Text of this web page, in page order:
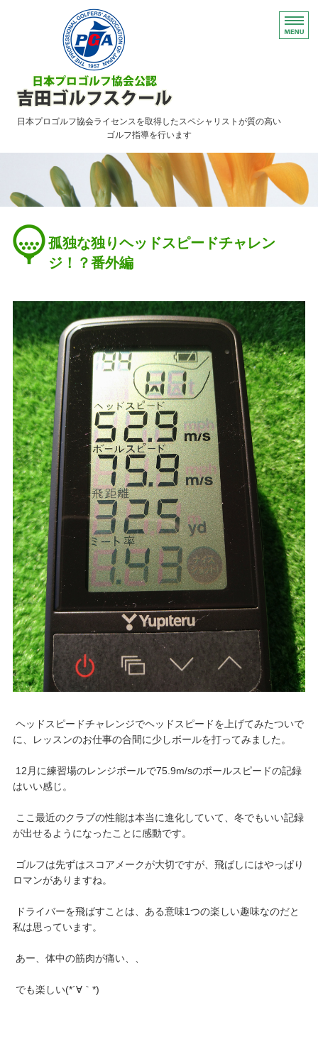
日本プロゴルフ協会ライセンスを取得したスペシャリストが質の高い
ゴルフ指導を行います
レッスンのご案内
ご予約について・FAQ
アクセス
孤独な独りヘッドスピードチャレン
ジ！？番外編
ヘッドスピードチャレンジでヘッドスピードを上げてみたついで
に、レッスンのお仕事の合間に少しボールを打ってみました。
12月に練習場のレンジボールで75.9m/sのボールスピードの記録
はいい感じ。
ここ最近のクラブの性能は本当に進化していて、冬でもいい記録
が出せるようになったことに感動です。
ゴルフは先ずはスコアメークが大切ですが、飛ばしにはやっぱり
ロマンがありますね。
ドライバーを飛ばすことは、ある意味1つの楽しい趣味なのだと
私は思っています。
あー、体中の筋肉が痛い、、
でも楽しい(*´∀｀*)